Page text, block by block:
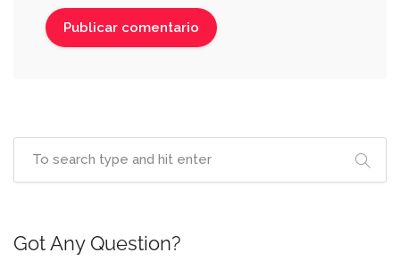
Got Any Question?